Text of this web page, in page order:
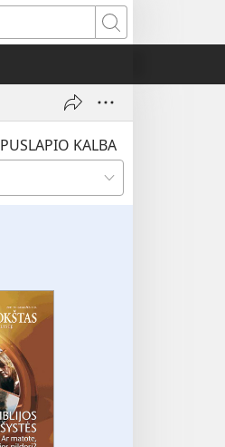
Ieškoti
PUSLAPIO KALBA